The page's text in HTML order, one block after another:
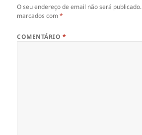
O seu endereço de email não será publicado.
marcados com*
COMENTÁRIO *